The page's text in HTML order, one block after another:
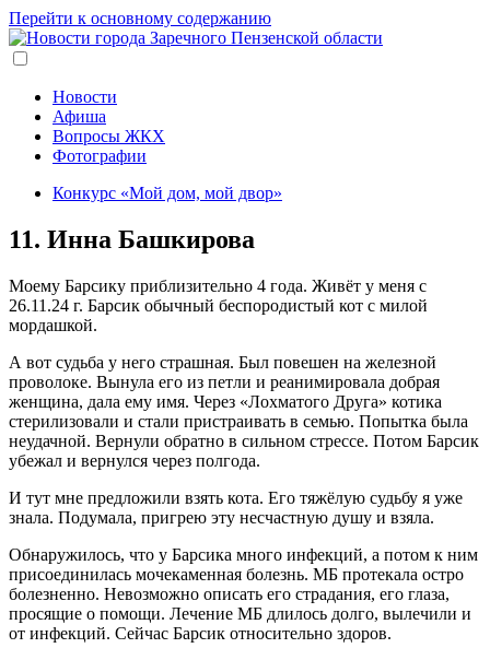
Перейти к основному содержанию
Новости
Афиша
Вопросы ЖКХ
Фотографии
Конкурс «Мой дом, мой двор»
11. Инна Башкирова
Моему Барсику приблизительно 4 года. Живёт у меня с
26.11.24 г. Барсик обычный беспородистый кот с милой
мордашкой.
А вот судьба у него страшная. Был повешен на железной
проволоке. Вынула его из петли и реанимировала добрая
женщина, дала ему имя. Через «Лохматого Друга» котика
стерилизовали и стали пристраивать в семью. Попытка была
неудачной. Вернули обратно в сильном стрессе. Потом Барсик
убежал и вернулся через полгода.
И тут мне предложили взять кота. Его тяжёлую судьбу я уже
знала. Подумала, пригрею эту несчастную душу и взяла.
Обнаружилось, что у Барсика много инфекций, а потом к ним
присоединилась мочекаменная болезнь. МБ протекала остро
болезненно. Невозможно описать его страдания, его глаза,
просящие о помощи. Лечение МБ длилось долго, вылечили и
от инфекций. Сейчас Барсик относительно здоров.